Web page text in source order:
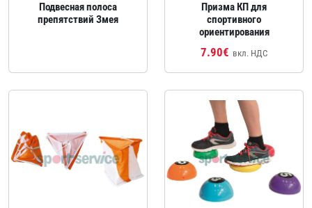
Подвесная полоса
препятствий Змея
Призма КП для
спортивного
ориентирования
7.90€ вкл. НДС